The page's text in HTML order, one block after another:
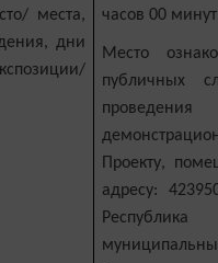
места,
дни
часов 00
Место
публичных
проведения
Проекту,
адресу:
Республика